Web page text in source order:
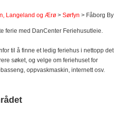
Langeland og Ærø > Sørfyn > Fåborg By
ferie med DanCenter Feriehusutleie.
til å finne et ledig feriehus i nettopp det
søket, og velge om feriehuset for
oppvaskmaskin, internett osv.